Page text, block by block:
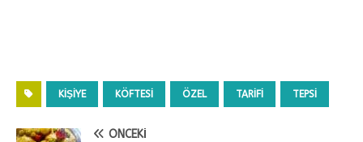
KIŞIYE KÖFTESI ÖZEL TARIFI TEPSI
ÖNCEKI